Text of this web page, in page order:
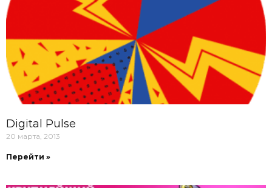
Digital Pulse
20 марта, 2013
Перейти »